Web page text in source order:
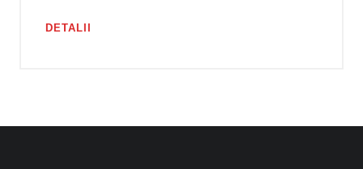
DETALII